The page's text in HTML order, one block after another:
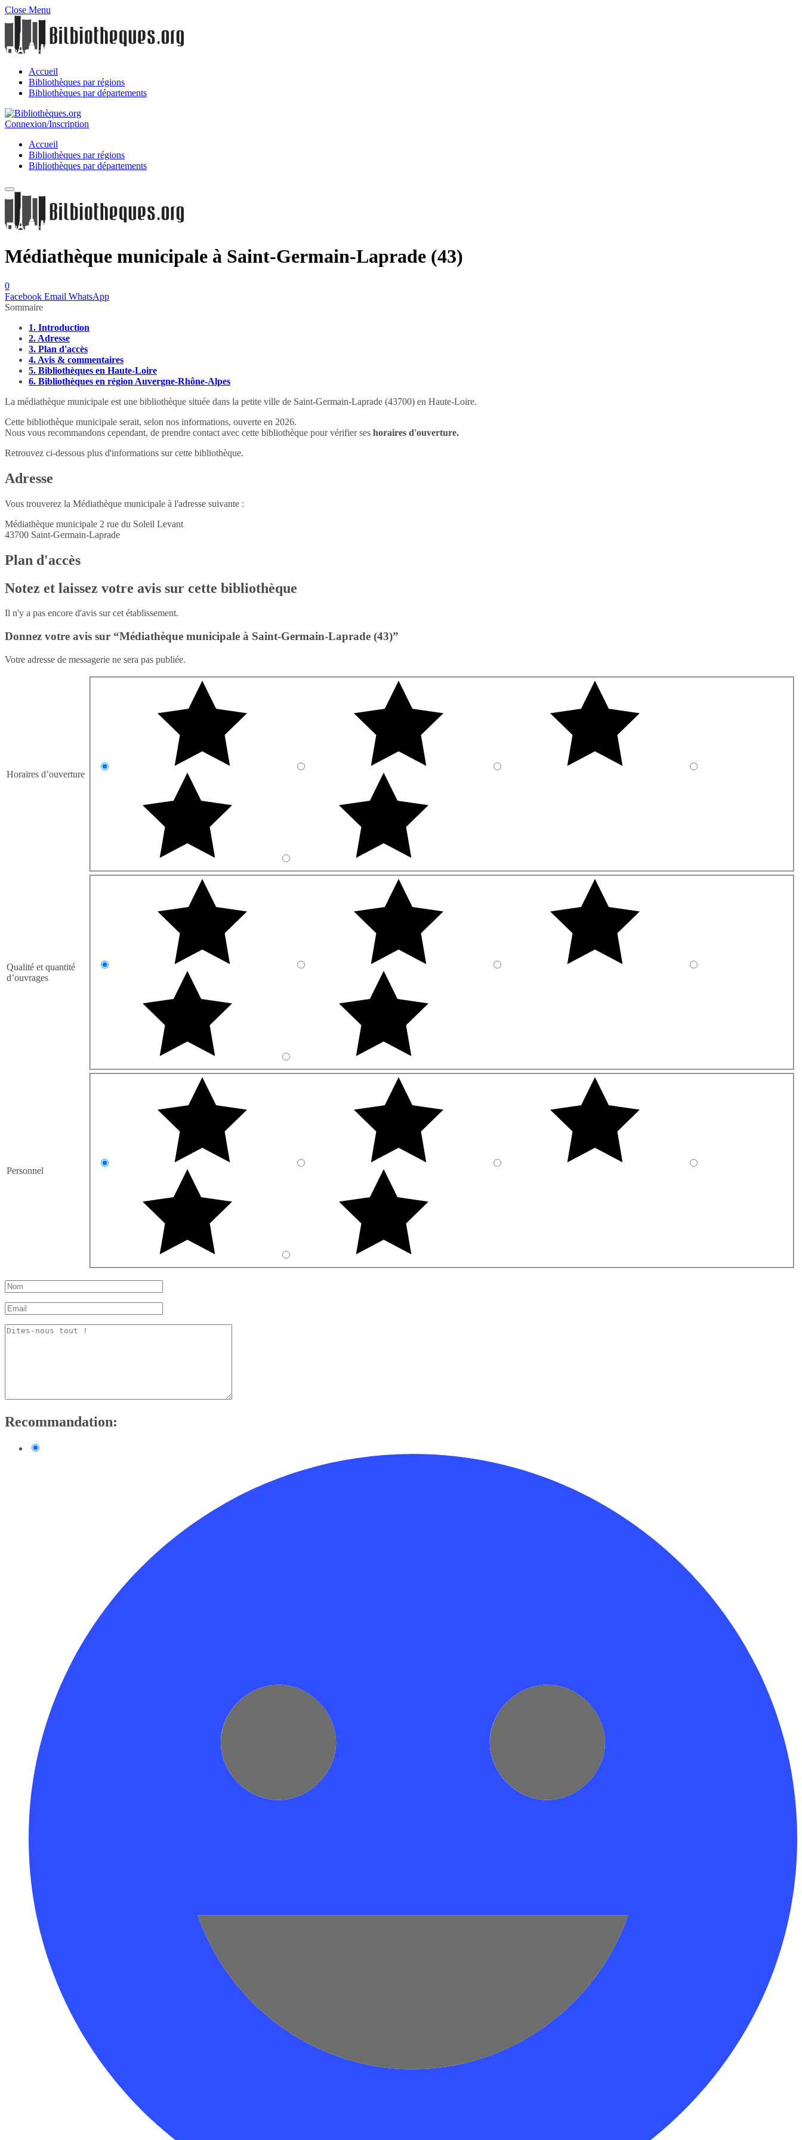
Close Menu
Accueil
Bibliothèques par régions
Bibliothèques par départements
Connexion/Inscription
Accueil
Bibliothèques par régions
Bibliothèques par départements
Médiathèque municipale à Saint-Germain-Laprade (43)
0
Facebook Email WhatsApp
Sommaire
1. Introduction
2. Adresse
3. Plan d'accès
4. Avis & commentaires
5. Bibliothèques en Haute-Loire
6. Bibliothèques en région Auvergne-Rhône-Alpes
La médiathèque municipale est une bibliothèque située dans la petite ville de Saint-Germain-Laprade (43700) en Haute-Loire.
Cette bibliothèque municipale serait, selon nos informations, ouverte en 2026.
Nous vous recommandons cependant, de prendre contact avec cette bibliothèque pour vérifier ses horaires d'ouverture.
Retrouvez ci-dessous plus d'informations sur cette bibliothèque.
Adresse
Vous trouverez la Médiathèque municipale à l'adresse suivante :
Médiathèque municipale 2 rue du Soleil Levant
43700 Saint-Germain-Laprade
Plan d'accès
Notez et laissez votre avis sur cette bibliothèque
Il n'y a pas encore d'avis sur cet établissement.
Donnez votre avis sur “Médiathèque municipale à Saint-Germain-Laprade (43)”
Votre adresse de messagerie ne sera pas publiée.
Horaires d’ouverture
Qualité et quantité
d’ouvrages
Personnel
Recommandation: